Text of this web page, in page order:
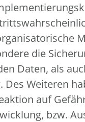
die
Daten, als
Des Weiteren
auf
bzw.